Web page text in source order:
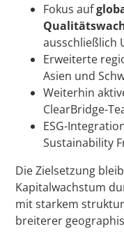
Fokus auf
ausschließlich
Erweiterte
Asien und
Weiterhin
ClearBridge-
ESG-
Sustainability
Die Zielsetzung
Kapitalwachstum
mit starkem
breiterer